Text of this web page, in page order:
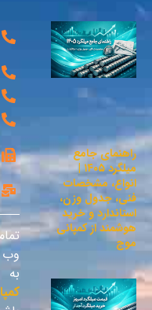
راهنمای جامع
میلگرد ۱۴۰۵ |
انواع، مشخصات
فنی، جدول وزن،
استاندارد و خرید
هوشمند از کمپانی
موج
وب